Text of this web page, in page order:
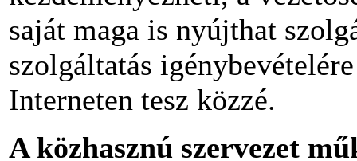
saját maga is nyújthat
szolgáltatás
Interneten tesz közzé.
A közhasznú szervezet